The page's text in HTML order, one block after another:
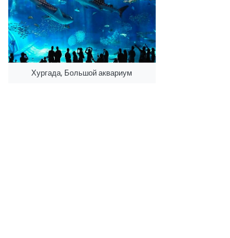
Хургада, Большой аквариум